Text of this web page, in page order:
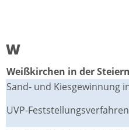
W
Weißkirchen in der
Sand- und Kiesgewinnung
UVP-